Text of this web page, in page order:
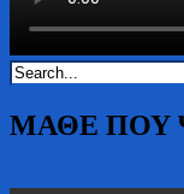
ΜΑΘΕ ΠΟΥ